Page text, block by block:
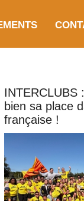
INTERCLUBS
bien sa place
française !